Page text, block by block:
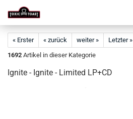
« Erster « zurück weiter »
Letzter »
1692 Artikel in dieser Kategorie
Ignite - Ignite - Limited LP+CD